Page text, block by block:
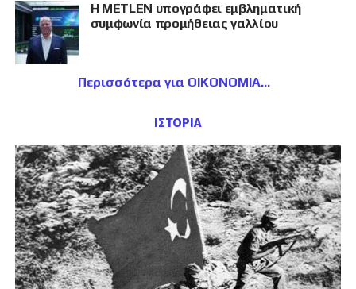
Η METLEN υπογράφει εμβληματική
συμφωνία προμήθειας γαλλίου
Περισσότερα για ΟΙΚΟΝΟΜΙΑ
ΙΣΤΟΡΙΑ